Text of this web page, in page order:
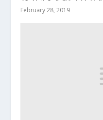
February 28, 2019